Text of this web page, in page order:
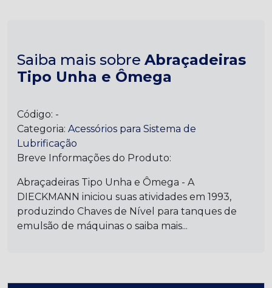
Saiba mais sobre Abraçadeiras
Tipo Unha e Ômega
Código: -
Categoria: Acessórios para Sistema de
Lubrificação
Breve Informações do Produto:
Abraçadeiras Tipo Unha e Ômega - A
DIECKMANN iniciou suas atividades em 1993,
produzindo Chaves de Nível para tanques de
emulsão de máquinas o saiba mais...